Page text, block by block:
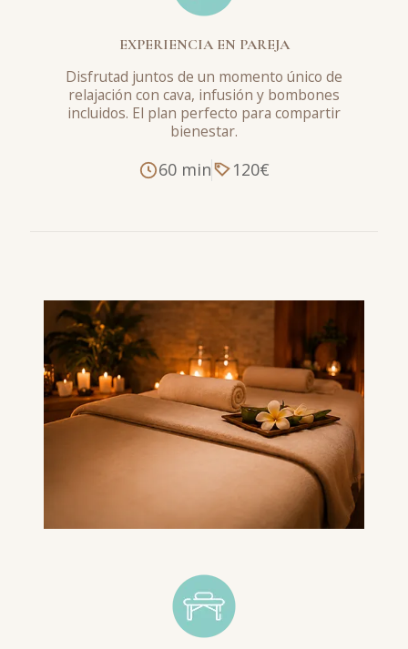
EXPERIENCIA EN PAREJA
Disfrutad juntos de un momento único de
relajación con cava, infusión y bombones
incluidos. El plan perfecto para compartir
bienestar.
60 min 120€